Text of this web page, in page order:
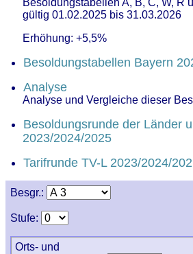
Besgr.:
Stufe:
Orts- und
Besoldungstabellen A, B, C, W, R
gültig 01.02.2025 bis 31.03.2026
Erhöhung: +5,5%
Besoldungstabellen Bayern
Analyse
Analyse und Vergleiche dieser
Besoldungsrunde der Länder
2023/2024/2025
Tarifrunde TV-L 2023/2024/